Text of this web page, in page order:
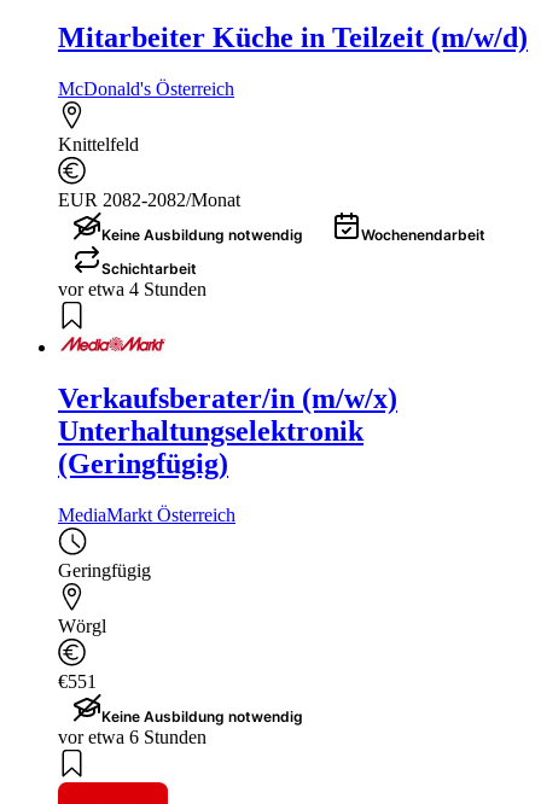
Mitarbeiter Küche in Teilzeit (m/w/d)
McDonald's Österreich
Knittelfeld
EUR 2082-2082/Monat
Keine Ausbildung notwendig
Wochenendarbeit
Schichtarbeit
vor etwa 4 Stunden
Verkaufsberater/in (m/w/x)
Unterhaltungselektronik
(Geringfügig)
MediaMarkt Österreich
Geringfügig
Wörgl
€551
Keine Ausbildung notwendig
vor etwa 6 Stunden